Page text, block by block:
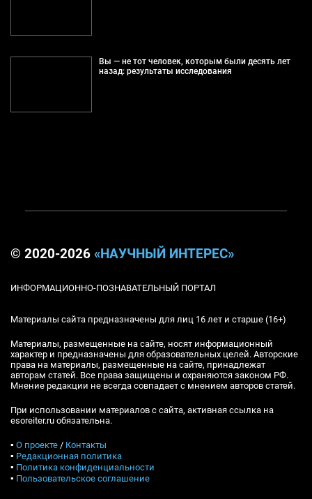
Вы — не тот человек, которым были десять лет
назад: результаты исследования
© 2020-2026 «НАУЧНЫЙ ИНТЕРЕС»
ИНФОРМАЦИОННО-ПОЗНАВАТЕЛЬНЫЙ ПОРТАЛ
Материалы сайта предназначены для лиц 16 лет и старше (16+)
Материалы, размещенные на сайте, носят информационный
характер и предназначены для образовательных целей. Авторские
права на материалы, размещенные на сайте, принадлежат
авторам статей. Все права защищены и охраняются законом РФ.
Мнение редакции не всегда совпадает с мнением авторов статей.
При использовании материалов с сайта, активная ссылка на
esoreiter.ru обязательна.
▪ О проекте / Контакты
▪ Редакционная политика
▪ Политика конфиденциальности
▪ Пользовательское соглашение